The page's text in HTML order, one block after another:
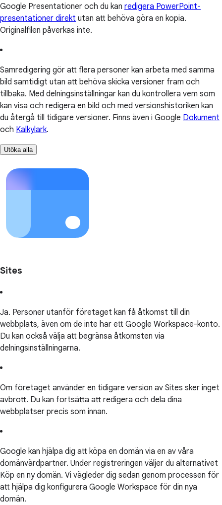
Google Presentationer och du kan redigera PowerPoint-
presentationer direkt utan att behöva göra en kopia.
Originalfilen påverkas inte.
Samredigering gör att flera personer kan arbeta med samma
bild samtidigt utan att behöva skicka versioner fram och
tillbaka. Med delningsinställningar kan du kontrollera vem som
kan visa och redigera en bild och med versionshistoriken kan
du återgå till tidigare versioner. Finns även i Google Dokument
och Kalkylark.
Utöka alla
Sites
Ja. Personer utanför företaget kan få åtkomst till din
webbplats, även om de inte har ett Google Workspace-konto.
Du kan också välja att begränsa åtkomsten via
delningsinställningarna.
Om företaget använder en tidigare version av Sites sker inget
avbrott. Du kan fortsätta att redigera och dela dina
webbplatser precis som innan.
Google kan hjälpa dig att köpa en domän via en av våra
domänvärdpartner. Under registreringen väljer du alternativet
Köp en ny domän. Vi vägleder dig sedan genom processen för
att hjälpa dig konfigurera Google Workspace för din nya
domän.